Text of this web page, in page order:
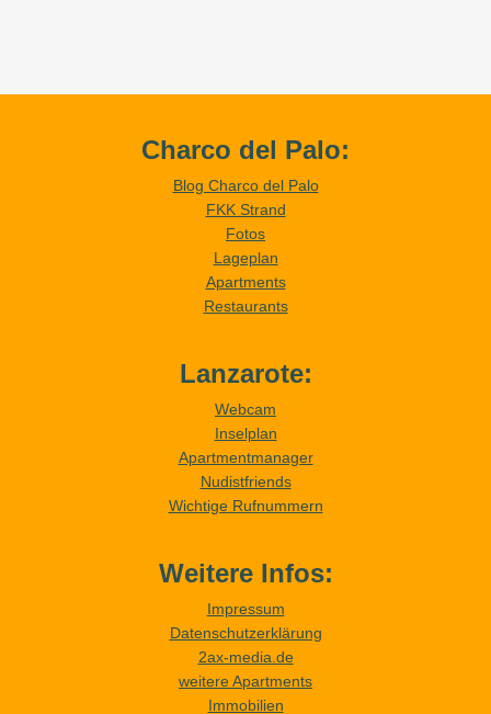
Charco del Palo:
Blog Charco del Palo
FKK Strand
Fotos
Lageplan
Apartments
Restaurants
Lanzarote:
Webcam
Inselplan
Apartmentmanager
Nudistfriends
Wichtige Rufnummern
Weitere Infos:
Impressum
Datenschutzerklärung
2ax-media.de
weitere Apartments
Immobilien